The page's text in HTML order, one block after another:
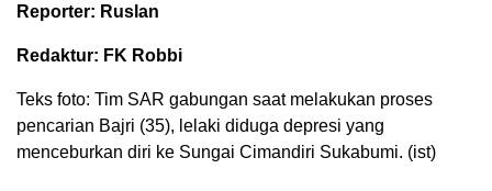
Reporter: Ruslan
Redaktur: FK Robbi
Teks foto: Tim SAR gabungan saat melakukan proses
pencarian Bajri (35), lelaki diduga depresi yang
menceburkan diri ke Sungai Cimandiri Sukabumi. (ist)